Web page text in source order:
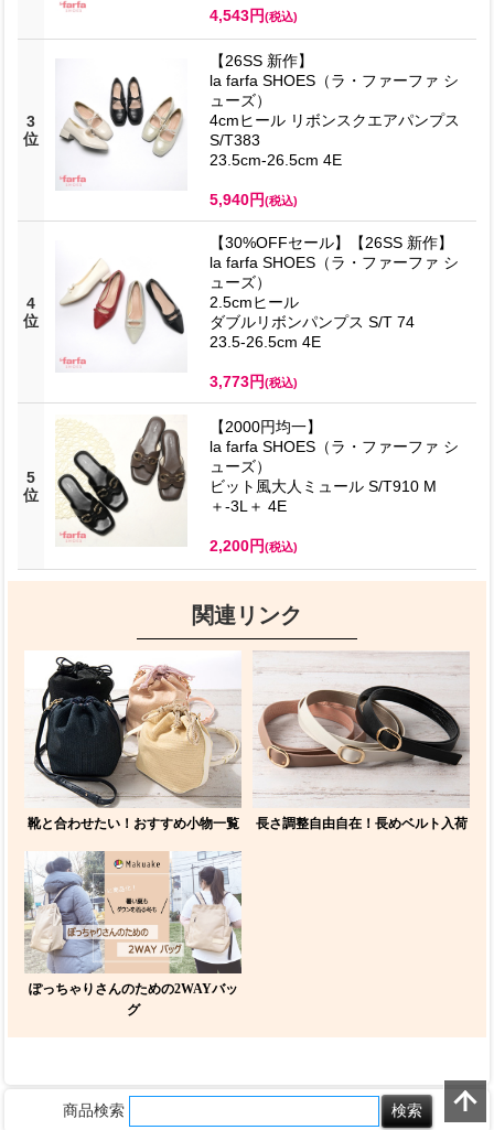
4,543円(税込)
3
位
【26SS 新作】
la farfa SHOES（ラ・ファーファ シ
ューズ）
4cmヒール リボンスクエアパンプス
S/T383
23.5cm-26.5cm 4E
5,940円(税込)
4
位
【30%OFFセール】【26SS 新作】
la farfa SHOES（ラ・ファーファ シ
ューズ）
2.5cmヒール
ダブルリボンパンプス S/T 74
23.5-26.5cm 4E
3,773円(税込)
5
位
【2000円均一】
la farfa SHOES（ラ・ファーファ シ
ューズ）
ビット風大人ミュール S/T910 M
＋-3L＋ 4E
2,200円(税込)
関連リンク
靴と合わせたい！おすすめ小物一覧 長さ調整自由自在！長めベルト入荷
ぽっちゃりさんのための2WAYバッ
グ
商品検索